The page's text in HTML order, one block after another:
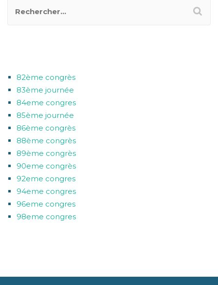
82ème congrès
83ème journée
84eme congres
85ème journée
86ème congrès
88ème congrès
89ème congrès
90eme congrès
92eme congres
94eme congres
96eme congres
98eme congres